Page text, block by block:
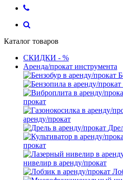
Каталог товаров
СКИДКИ - %
Аренда/прокат инструмента
прокат
аренду/прокат
прокат
нивелир в аренду/прокат